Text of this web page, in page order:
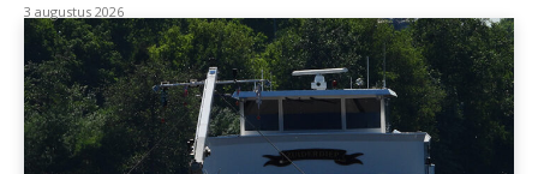
3 augustus 2026